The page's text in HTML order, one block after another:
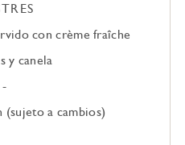
con crème fraîche
y canela
-
(sujeto a cambios)